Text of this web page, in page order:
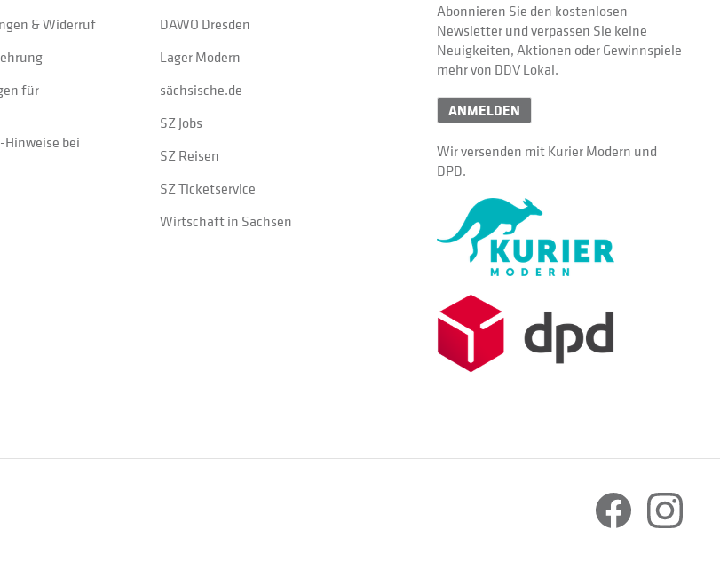
& Widerruf
für
bei
DAWO Dresden
Lager Modern
sächsische.de
SZ Jobs
SZ Reisen
SZ Ticketservice
Wirtschaft in Sachsen
Abonnieren Sie den kostenlosen
Newsletter und verpassen Sie keine
Neuigkeiten, Aktionen oder Gewinnspiele
mehr von DDV Lokal.
ANMELDEN
Wir versenden mit Kurier Modern und
DPD.